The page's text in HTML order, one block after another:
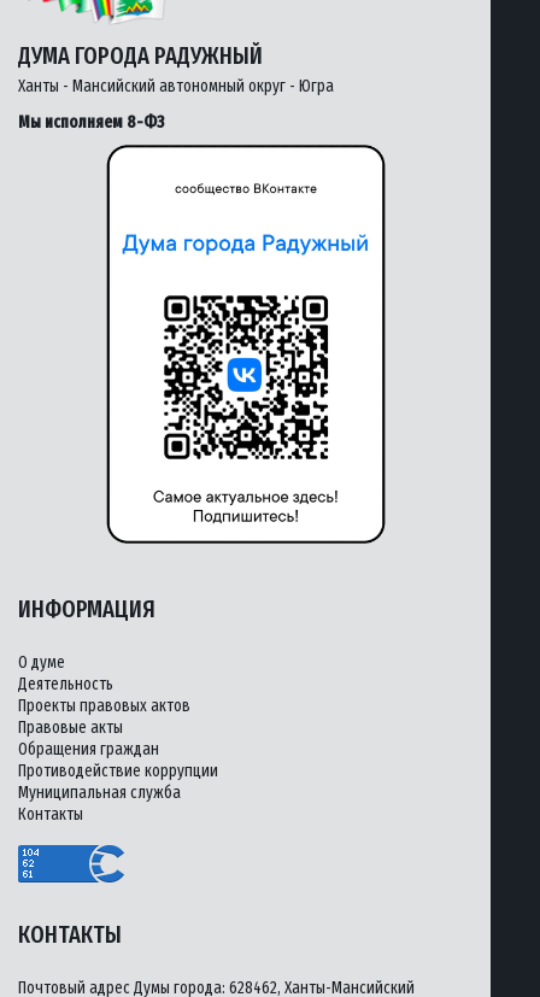
ДУМА ГОРОДА РАДУЖНЫЙ
Ханты - Мансийский автономный округ - Югра
Мы исполняем 8-ФЗ
КОНТАКТЫ
Почтовый адрес Думы города: 628462, Ханты-Мансийский
ИНФОРМАЦИЯ
О думе
Деятельность
Проекты правовых актов
Правовые акты
Обращения граждан
Противодействие коррупции
Муниципальная служба
Контакты